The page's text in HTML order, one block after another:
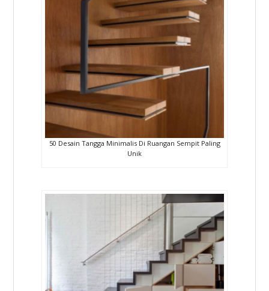
50 Desain Tangga Minimalis Di Ruangan Sempit Paling
Unik